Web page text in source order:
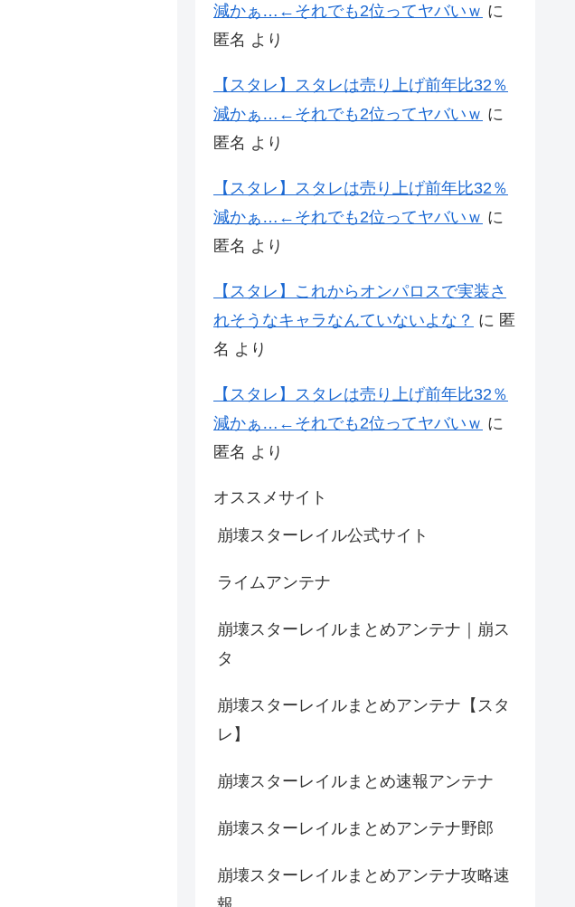
減かぁ…←それでも2位ってヤバいｗ に
匿名 より
【スタレ】スタレは売り上げ前年比32％
減かぁ…←それでも2位ってヤバいｗ に
匿名 より
【スタレ】スタレは売り上げ前年比32％
減かぁ…←それでも2位ってヤバいｗ に
匿名 より
【スタレ】これからオンパロスで実装さ
れそうなキャラなんていないよな？ に 匿
名 より
【スタレ】スタレは売り上げ前年比32％
減かぁ…←それでも2位ってヤバいｗ に
匿名 より
オススメサイト
崩壊スターレイル公式サイト
ライムアンテナ
崩壊スターレイルまとめアンテナ｜崩ス
タ
崩壊スターレイルまとめアンテナ【スタ
レ】
崩壊スターレイルまとめ速報アンテナ
崩壊スターレイルまとめアンテナ野郎
崩壊スターレイルまとめアンテナ攻略速